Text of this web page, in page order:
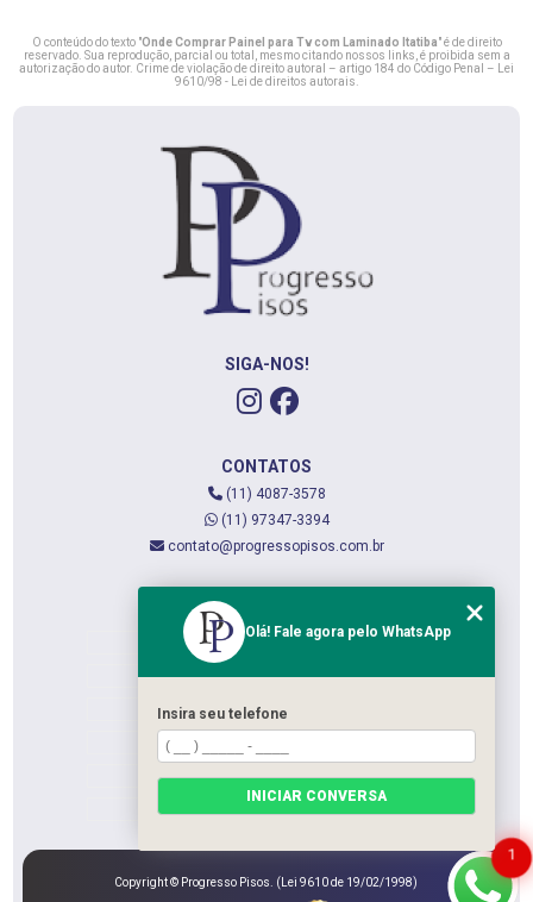
O conteúdo do texto "Onde Comprar Painel para Tv com Laminado Itatiba" é de direito
reservado. Sua reprodução, parcial ou total, mesmo citando nossos links, é proibida sem a
autorização do autor. Crime de violação de direito autoral – artigo 184 do Código Penal –
Lei
9610/98 - Lei de direitos autorais
SIGA-NOS!
CONTATOS
(11) 4087-3578
(11) 97347-3394
contato@progressopisos.com.br
QUEM SOMOS
SERVIÇOS
CATEGORIAS
Copyright © Progresso Pisos. (Lei 9610 de 19/02/1998)
1
Olá! Fale agora pelo WhatsApp
Insira seu telefone
INICIAR CONVERSA